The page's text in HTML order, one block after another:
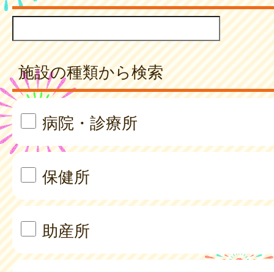
施設の種類から検索
病院・診療所
保健所
助産所